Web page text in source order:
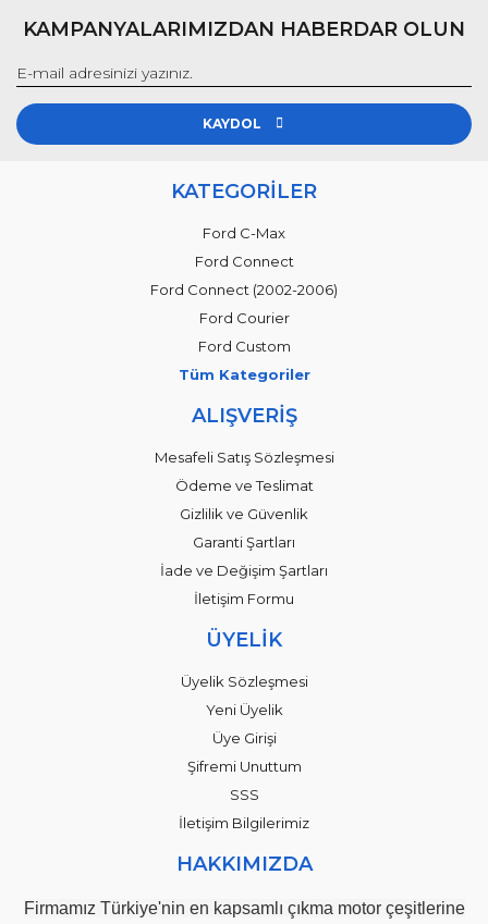
KAMPANYALARIMIZDAN HABERDAR OLUN
KAYDOL
KATEGORİLER
Ford C-Max
Ford Connect
Ford Connect (2002-2006)
Ford Courier
Ford Custom
Tüm Kategoriler
ALIŞVERİŞ
Mesafeli Satış Sözleşmesi
Ödeme ve Teslimat
Gizlilik ve Güvenlik
Garanti Şartları
İade ve Değişim Şartları
İletişim Formu
ÜYELİK
Üyelik Sözleşmesi
Yeni Üyelik
Üye Girişi
Şifremi Unuttum
SSS
İletişim Bilgilerimiz
HAKKIMIZDA
Firmamız Türkiye'nin en kapsamlı çıkma motor çeşitlerine